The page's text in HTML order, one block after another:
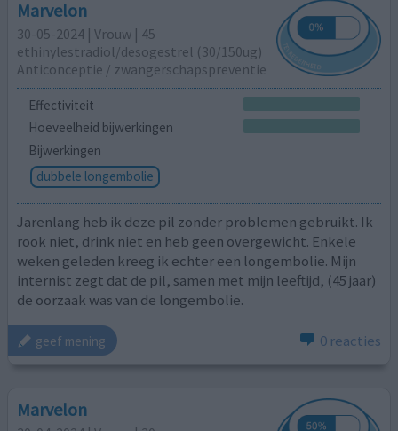
Marvelon
30-05-2024 | Vrouw | 45
ethinylestradiol/desogestrel (30/150ug)
Anticonceptie / zwangerschapspreventie
Effectiviteit
Hoeveelheid bijwerkingen
Bijwerkingen
dubbele longembolie
Jarenlang heb ik deze pil zonder problemen gebruikt. Ik
rook niet, drink niet en heb geen overgewicht. Enkele
weken geleden kreeg ik echter een longembolie. Mijn
internist zegt dat de pil, samen met mijn leeftijd, (45 jaar)
de oorzaak was van de longembolie.
geef mening 0 reacties
Marvelon